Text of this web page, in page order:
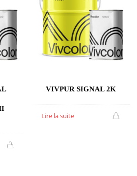
VIVPUR SIGNAL 2K
Lire la suite